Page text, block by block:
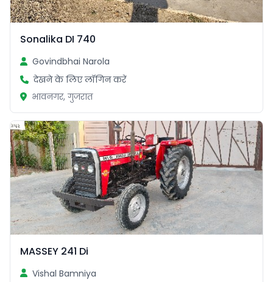
Sonalika DI 740
Govindbhai Narola
देखने के लिए लॉगिन करें
भावनगर, गुजरात
MASSEY 241 Di
Vishal Bamniya